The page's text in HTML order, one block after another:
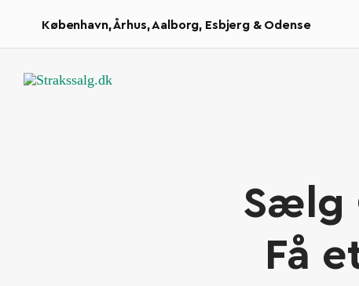
København, Århus, Aalborg, Esbjerg & Odense
Sælg
Få